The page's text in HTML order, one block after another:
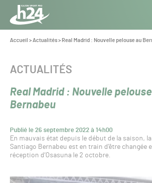
Panneau de gestion des cookies
Aller au contenu
Toute
l’info
Pro
Vous
Accueil >Actualités> Real Madrid : Nouvelle pelouse au
Real Madrid : Nouvelle
Bernabeu
Publié le 26 septembre 2022 à 14h00
CATÉGORIE :
ACTUALITÉS
En mauvais état depuis le début de la saison,
Santiago Bernabeu est en train d’être changée
réception d’Osasuna le 2 octobre.